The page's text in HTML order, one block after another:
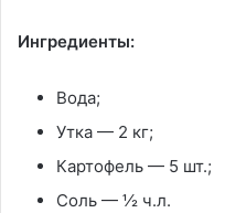
Ингредиенты:
Вода;
Утка — 2 кг;
Картофель — 5 шт.;
Соль — ½ ч.л.